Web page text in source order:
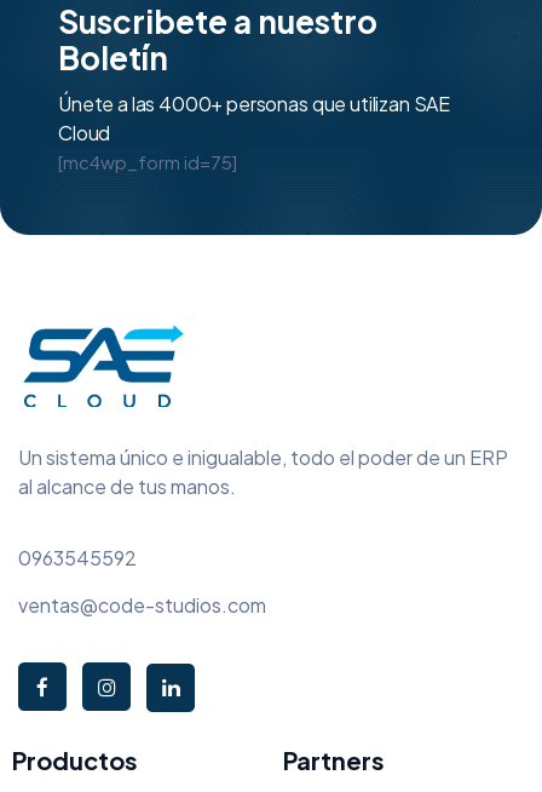
Suscribete a nuestro
Boletín
Únete a las 4000+ personas que utilizan SAE
Cloud
[mc4wp_form id=75]
Un sistema único e inigualable, todo el poder de un ERP
al alcance de tus manos.
0963545592
ventas@code-studios.com
Productos Partners